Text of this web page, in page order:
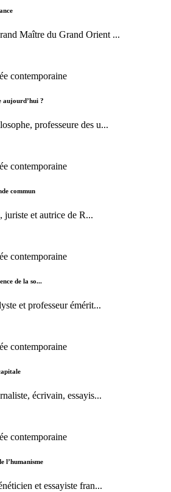
Maître du Grand Orient ...
contemporaine
aujourd’hui ?
professeure des u...
contemporaine
commun
et autrice de R...
contemporaine
de la so...
et professeur émérit...
contemporaine
écrivain, essayis...
contemporaine
l’humanisme
et essayiste fran...